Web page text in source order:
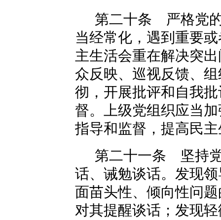
第二十条 严格党
当经常化，遇到重要
主生活会重在解决突
众反映、巡视反馈、
彻，开展批评和自我
督。上级党组织应当
指导和监督，提高民
第二十一条 坚持
话、诫勉谈话。发现
面苗头性、倾向性问
对其提醒谈话；发现